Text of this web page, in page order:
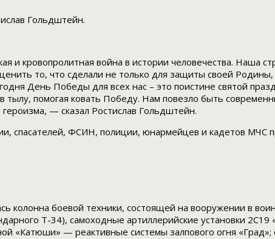
Гольдштейн.
и кровопролитная война в истории человечества. Наша
то, что сделали не только для защиты своей Родины,
День Победы для всех нас – это поистине святой
тылу, помогая ковать Победу. Нам повезло быть
— сказал Ростислав Гольдштейн.
спасателей, ФСИН, полиции, юнармейцев и кадетов МЧС
колонна боевой техники, состоящей на вооружении в
Т-34), самоходные артиллерийские установки
«Катюши» — реактивные системы залпового огня